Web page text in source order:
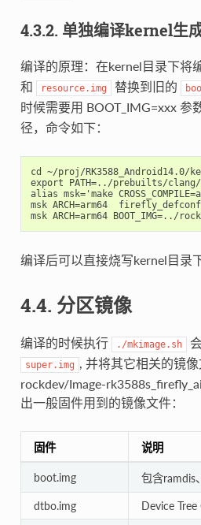
4.3.2. 单独编译kernel生
编译的原理：在kernel目录下将
和 resource.img 替换到旧的
时候需要用 BOOT_IMG=xxx 参
径，命令如下：
cd ~/proj/RK3588_Android14.0/
export PATH=../prebuilts/
alias msk='make
msk ARCH=arm64
编译后可以直接烧写kernel目录
4.4. 分区镜像
编译的时候执行 ./mkimage.sh
super.img
, 并将其它相关的镜
rockdev/Image-
出一般固件用到的镜像文件：
固件 说明
boot.img 包含ramdis
dtbo.img Device Tree